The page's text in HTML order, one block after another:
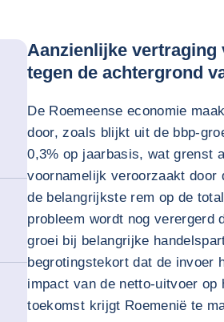
Aanzienlijke vertraging
tegen de achtergrond
De Roemeense economie
door, zoals blijkt uit de bbp-
0,3% op jaarbasis, wat grenst
voornamelijk veroorzaakt door
de belangrijkste rem op de
probleem wordt nog verergerd
groei bij belangrijke
begrotingstekort dat de invoer
impact van de netto-uitvoer op
toekomst krijgt Roemenië te